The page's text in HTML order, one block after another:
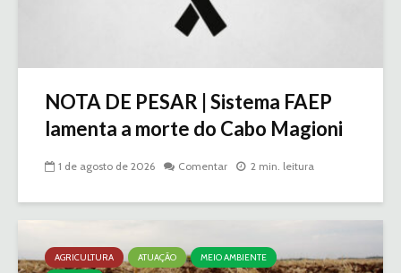
NOTA DE PESAR | Sistema FAEP
lamenta a morte do Cabo Magioni
1 de agosto de 2026 Comentar 2 min. leitura
AGRICULTURA ATUAÇÃO
MEIO AMBIENTE